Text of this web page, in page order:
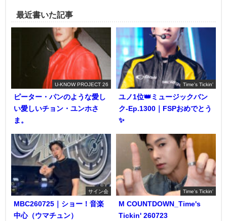
最近書いた記事
U-KNOW PROJECT 26
ピーター・パンのような愛し
い愛しいチョン・ユンホさ
ま。
Time's Tickin'
ユノ1位👑ミュージックバン
ク-Ep.1300｜FSPおめでとう
✨️
サイン会
MBC260725｜ショー！音楽
中心（ウマチュン）
Time's Tickin'
M COUNTDOWN_Time's
Tickin' 260723